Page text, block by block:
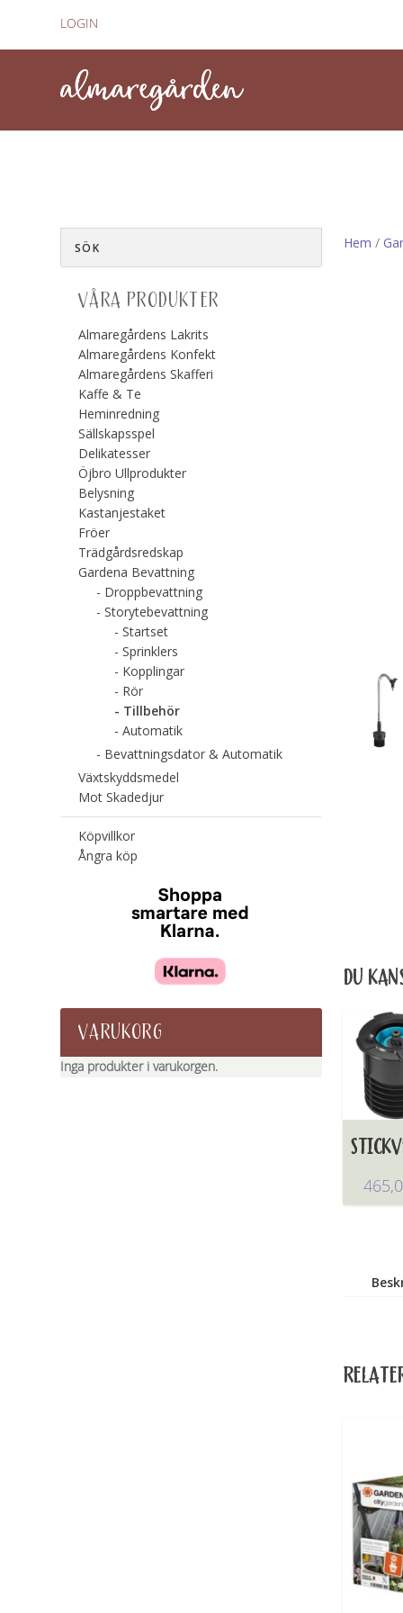
LOGIN
Hem /
DU
VÅRA PRODUKTER
Almaregårdens Lakrits
Almaregårdens Konfekt
Almaregårdens Skafferi
Kaffe & Te
Heminredning
Sällskapsspel
Delikatesser
Öjbro Ullprodukter
Belysning
Kastanjestaket
Fröer
Trädgårdsredskap
Gardena Bevattning
Droppbevattning
Storytebevattning
Startset
Sprinklers
Kopplingar
Rör
Tillbehör
Automatik
Bevattningsdator & Automatik
Växtskyddsmedel
Mot Skadedjur
Köpvillkor
Ångra köp
VARUKORG
Inga produkter i varukorgen.